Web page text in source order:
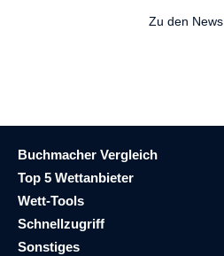
Zu den News
Buchmacher Vergleich
Top 5 Wettanbieter
Wett-Tools
Schnellzugriff
Sonstiges